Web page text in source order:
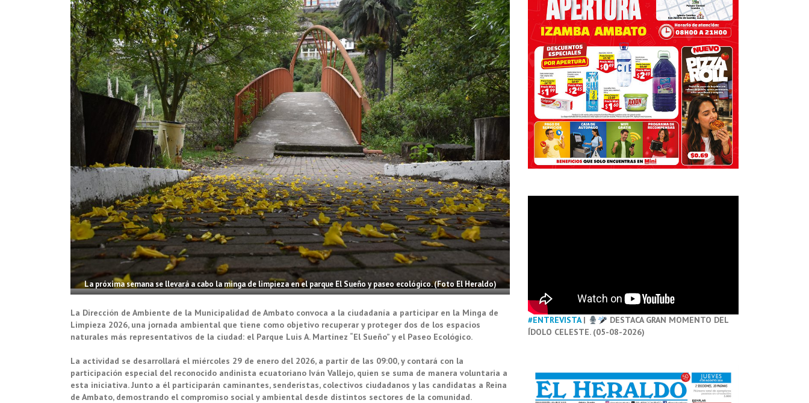
La próxima semana se llevará a cabo la minga de limpieza en el parque El Sueño y paseo ecológico. (Foto El Heraldo)
La Dirección de Ambiente de la Municipalidad de Ambato convoca a la ciudadanía a participar en la Minga de
Limpieza 2026, una jornada ambiental que tiene como objetivo recuperar y proteger dos de los espacios
naturales más representativos de la ciudad: el Parque Luis A. Martínez “El Sueño” y el Paseo Ecológico.
La actividad se desarrollará el miércoles 29 de enero del 2026, a partir de las 09:00, y contará con la
participación especial del reconocido andinista ecuatoriano Iván Vallejo, quien se suma de manera voluntaria a
esta iniciativa. Junto a él participarán caminantes, senderistas, colectivos ciudadanos y las candidatas a Reina
de Ambato, demostrando el compromiso social y ambiental desde distintos sectores de la comunidad.
#ENTREVISTA|
DESTACA GRAN MOMENTO DEL
ÍDOLO CELESTE. (05-08-2026)